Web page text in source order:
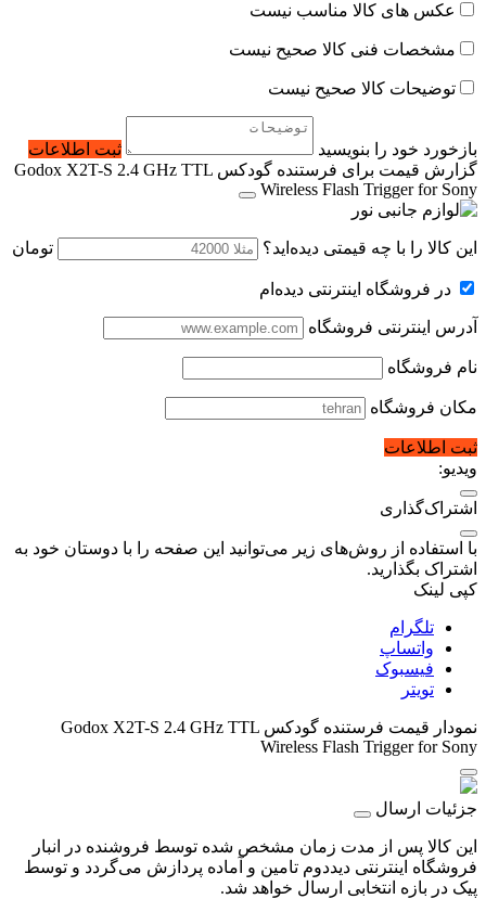
عکس های کالا مناسب نیست
مشخصات فنی کالا صحیح نیست
توضیحات کالا صحیح نیست
بازخورد خود را بنویسید
ثبت اطلاعات
گزارش قیمت برای فرستنده گودکس Godox X2T-S 2.4 GHz TTL
Wireless Flash Trigger for Sony
این کالا را با چه قیمتی دیده‌اید؟ تومان
در فروشگاه اینترنتی دیده‌ام
آدرس اینترنتی فروشگاه
نام فروشگاه
مکان فروشگاه
ثبت اطلاعات
ویدیو:
اشتراک‌گذاری
با استفاده از روش‌های زیر می‌توانید این صفحه را با دوستان خود به
اشتراک بگذارید.
کپی لینک
تلگرام
واتساپ
فیسبوک
تویتر
نمودار قیمت
فرستنده گودکس Godox X2T-S 2.4 GHz TTL
Wireless Flash Trigger for Sony
جزئیات ارسال
این کالا پس از مدت زمان مشخص شده توسط فروشنده در انبار
فروشگاه اینترنتی دیددوم تامین و آماده پردازش می‌گردد و توسط
پیک در بازه انتخابی ارسال خواهد شد.